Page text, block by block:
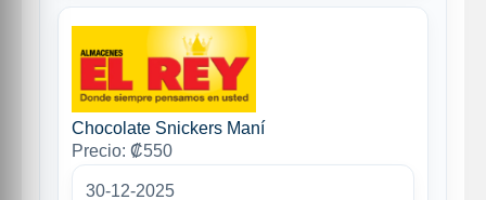
Chocolate Snickers Maní
Precio: ₡550
30-12-2025